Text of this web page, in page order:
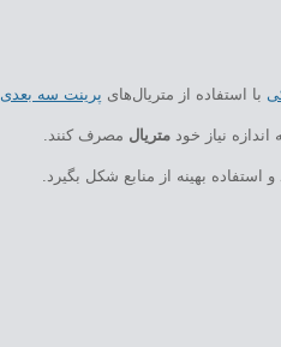
با استفاده از متریال‌های پرینت سه بعدی
نیاز خود متریال مصرف کنند.
استفاده بهینه از منابع شکل بگیرد.